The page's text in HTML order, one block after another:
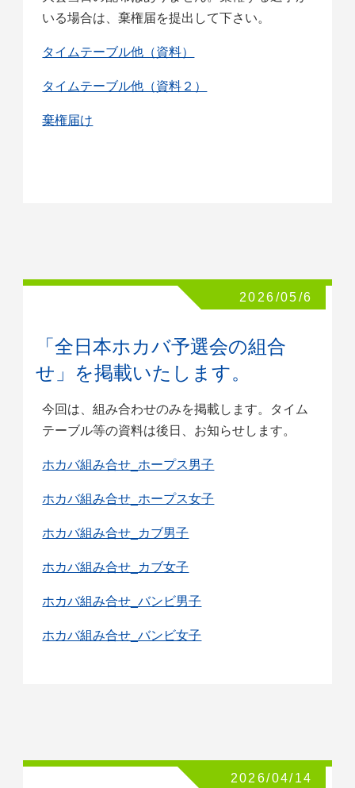
いる場合は、棄権届を提出して下さい。
タイムテーブル他（資料）
タイムテーブル他（資料２）
棄権届け
「全日本ホカバ予選会の組合
せ」を掲載いたします。
2026/05/6
今回は、組み合わせのみを掲載します。タイム
テーブル等の資料は後日、お知らせします。
ホカバ組み合せ_ホープス男子
ホカバ組み合せ_ホープス女子
ホカバ組み合せ_カブ男子
ホカバ組み合せ_カブ女子
ホカバ組み合せ_バンビ男子
ホカバ組み合せ_バンビ女子
2026/04/14